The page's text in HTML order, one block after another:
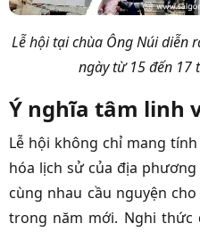
Lễ hội tại chùa Ông Núi diễn
ngày từ 15 đến 17
Ý nghĩa tâm linh
Lễ hội không chỉ mang
hóa lịch sử của địa
cùng nhau cầu nguyện
trong năm mới. Nghi thức